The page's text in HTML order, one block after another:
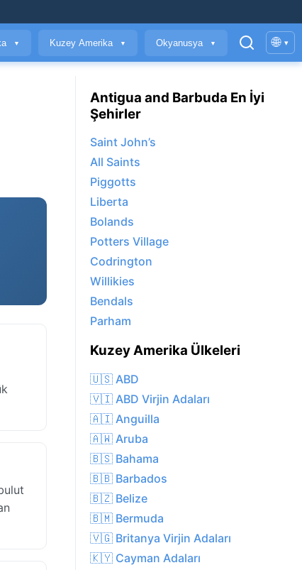
▼ Kuzey Amerika ▼ Okyanusya ▼ 🌐 ▾
Antigua and Barbuda En İyi
Şehirler
Saint John’s
All Saints
Piggotts
Liberta
Bolands
Potters Village
Codrington
Willikies
Bendals
Parham
Kuzey Amerika Ülkeleri
🇺🇸 ABD
🇻🇮 ABD Virjin Adaları
🇦🇮 Anguilla
🇦🇼 Aruba
🇧🇸 Bahama
🇧🇧 Barbados
🇧🇿 Belize
🇧🇲 Bermuda
🇻🇬 Britanya Virjin Adaları
🇰🇾 Cayman Adaları